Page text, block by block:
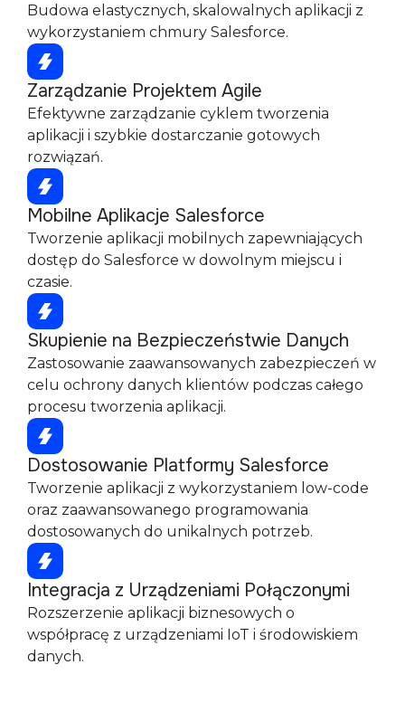
Budowa elastycznych, skalowalnych aplikacji z
wykorzystaniem chmury Salesforce.
Zarządzanie Projektem Agile
Efektywne zarządzanie cyklem tworzenia
aplikacji i szybkie dostarczanie gotowych
rozwiązań.
Mobilne Aplikacje Salesforce
Tworzenie aplikacji mobilnych zapewniających
dostęp do Salesforce w dowolnym miejscu i
czasie.
Skupienie na Bezpieczeństwie Danych
Zastosowanie zaawansowanych zabezpieczeń w
celu ochrony danych klientów podczas całego
procesu tworzenia aplikacji.
Dostosowanie Platformy Salesforce
Tworzenie aplikacji z wykorzystaniem low-code
oraz zaawansowanego programowania
dostosowanych do unikalnych potrzeb.
Integracja z Urządzeniami Połączonymi
Rozszerzenie aplikacji biznesowych o
współpracę z urządzeniami IoT i środowiskiem
danych.